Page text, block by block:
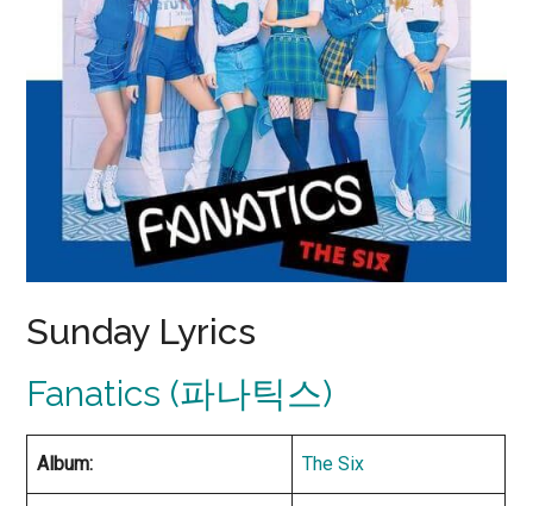
Sunday Lyrics
Fanatics (파나틱스)
Album: The Six